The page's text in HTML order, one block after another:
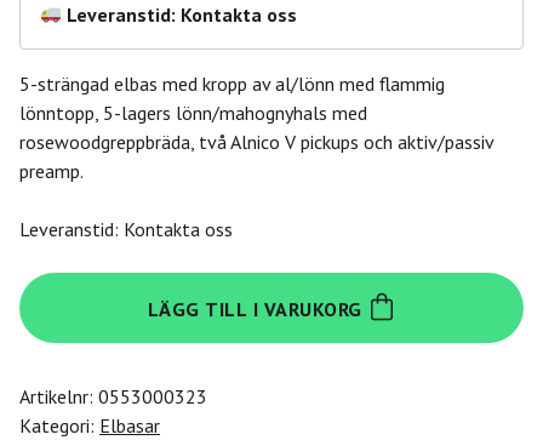
Leveranstid: Kontakta oss
5-strängad elbas med kropp av al/lönn med flammig
lönntopp, 5-lagers lönn/mahognyhals med
rosewoodgreppbräda, två Alnico V pickups och aktiv/passiv
preamp.
Leveranstid: Kontakta oss
Yamaha
TRBX605FM
Natural
mängd
LÄGG TILL I VARUKORG
Artikelnr: 0553000323
Kategori: Elbasar